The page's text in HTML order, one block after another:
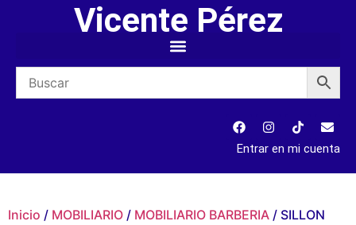
Vicente Pérez
Entrar en mi cuenta
Inicio / MOBILIARIO / MOBILIARIO BARBERIA / SILLON